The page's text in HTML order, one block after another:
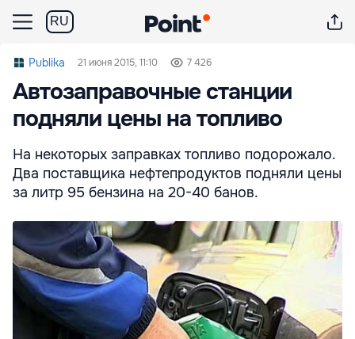
RU
Publika 21 июня 2015, 11:10 7 426
Автозаправочные станции
подняли цены на топливо
На некоторых заправках топливо подорожало.
Два поставщика нефтепродуктов подняли цены
за литр 95 бензина на 20-40 банов.